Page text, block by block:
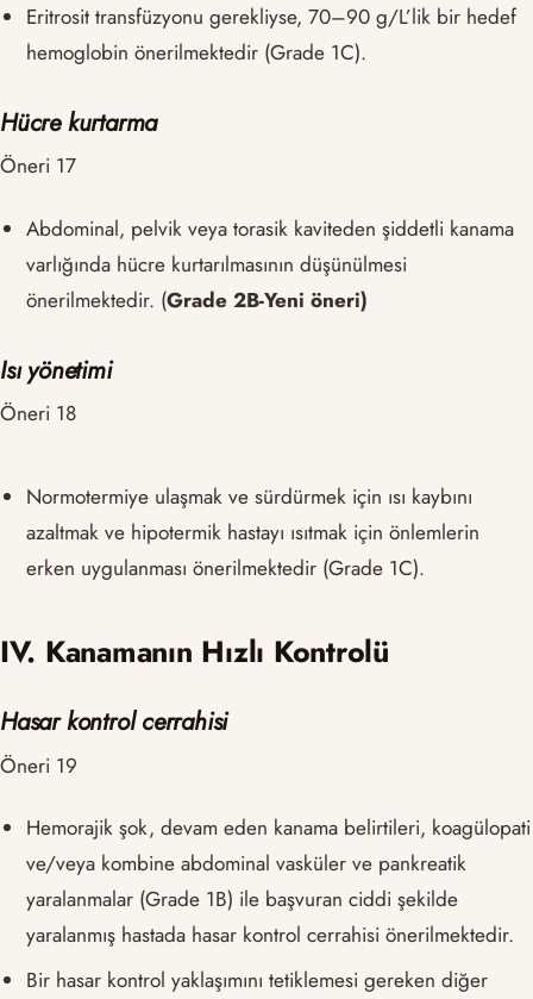
Eritrosit transfüzyonu gerekliyse, 70–90 g/L’lik bir hedef
hemoglobin önerilmektedir (Grade 1C).
Hücre kurtarma
Öneri 17
Abdominal, pelvik veya torasik kaviteden şiddetli kanama
varlığında hücre kurtarılmasının düşünülmesi
önerilmektedir. (Grade 2B-Yeni öneri)
Isı yönetimi
Öneri 18
Normotermiye ulaşmak ve sürdürmek için ısı kaybını
azaltmak ve hipotermik hastayı ısıtmak için önlemlerin
erken uygulanması önerilmektedir (Grade 1C).
IV. Kanamanın Hızlı Kontrolü
Hasar kontrol cerrahisi
Öneri 19
Hemorajik şok, devam eden kanama belirtileri, koagülopati
ve/veya kombine abdominal vasküler ve pankreatik
yaralanmalar (Grade 1B) ile başvuran ciddi şekilde
yaralanmış hastada hasar kontrol cerrahisi önerilmektedir.
Bir hasar kontrol yaklaşımını tetiklemesi gereken diğer